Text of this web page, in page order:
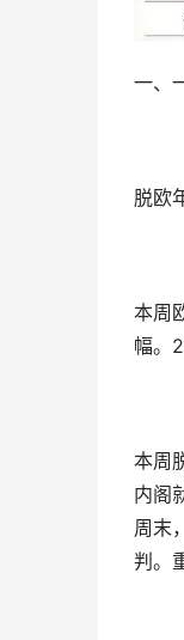
一、
脱欧
本周
幅。
本周
内阁
周末
判。